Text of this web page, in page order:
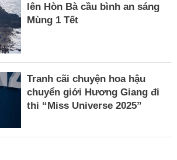
lên Hòn Bà cầu bình an sáng
Mùng 1 Tết
Tranh cãi chuyện hoa hậu
chuyển giới Hương Giang đi
thi “Miss Universe 2025”